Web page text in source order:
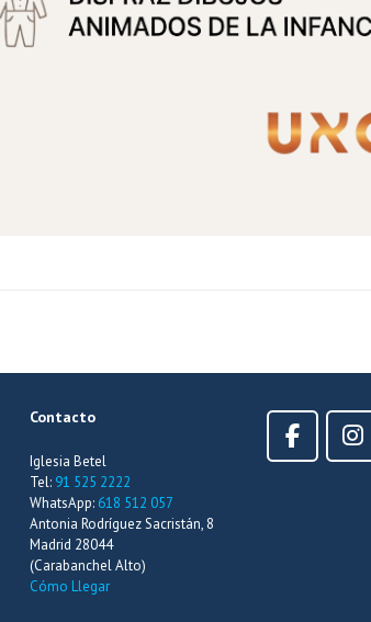
Contacto
Iglesia Betel
Tel: 91 525 2222
WhatsApp: 618 512 057
Antonia Rodríguez Sacristán, 8
Madrid 28044
(Carabanchel Alto)
Cómo Llegar